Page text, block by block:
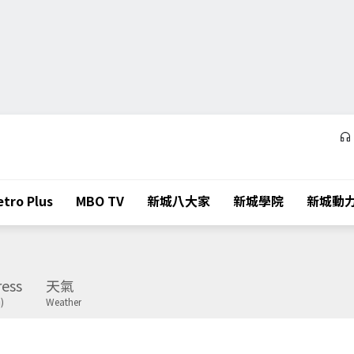
Plus MBO TV 新城八大家 新城學院 新城動
天氣
Weather